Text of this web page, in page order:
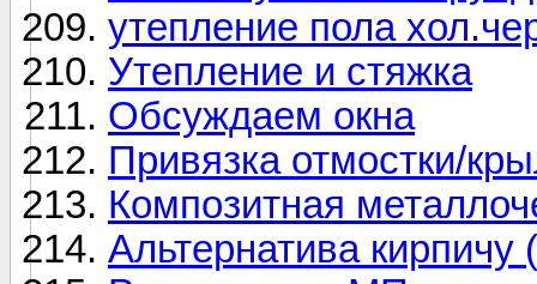
утепление пола
Утепление и стяжка
Обсуждаем окна
Привязка отмостки/
Композитная
Альтернатива